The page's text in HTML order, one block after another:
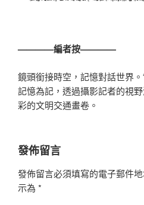
————編者按————
鏡頭銜接時空，記憶對話世界。
記憶為記，透過攝影記者的視
彩的文明交通畫卷。
發佈留言
發佈留言必須填寫的電子郵件地
示為 *